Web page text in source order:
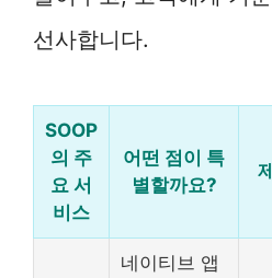
선사합니다.
SOOP
의 주
요 서
비스
어떤 점이 특
별할까요?
네이티브 앱